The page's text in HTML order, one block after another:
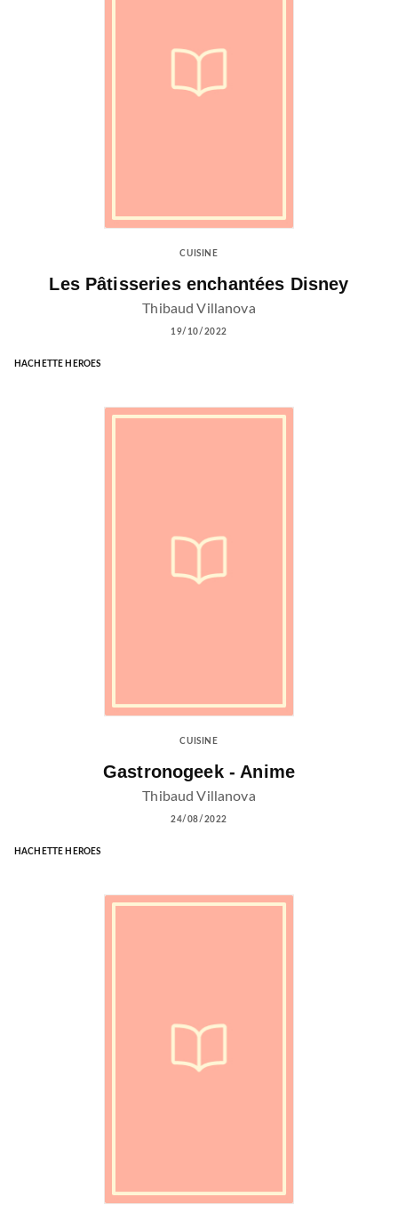
CUISINE
Les Pâtisseries enchantées Disney
Thibaud Villanova
19/10/2022
HACHETTE HEROES
CUISINE
Gastronogeek - Anime
Thibaud Villanova
24/08/2022
HACHETTE HEROES